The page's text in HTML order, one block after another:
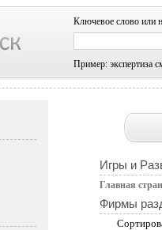
Ключевое слово или
Пример: экспертиза
Игры и
Главная
Фирмы